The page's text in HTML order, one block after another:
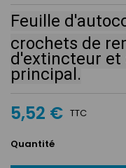
Feuille
crochets de
d'extincteur
principal.
5,52 € TTC
Quantité